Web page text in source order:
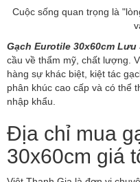
Cuộc sống quan trọng là
Gạch Eurotile 30x60cm Lưu
cầu về thẩm mỹ, chất lượng.
hàng sự khác biệt, kiệt tác
phân khúc cao cấp và có thể
nhập khẩu.
Địa chỉ mua
30x60cm giá